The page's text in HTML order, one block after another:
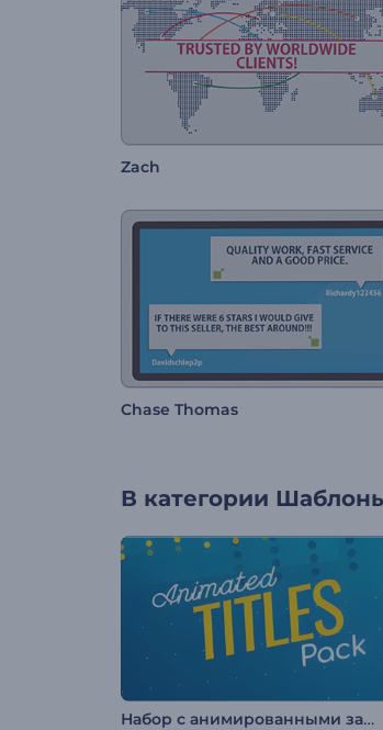
Zach
Chase Thomas
В категории
Набор с анимированными заголовками